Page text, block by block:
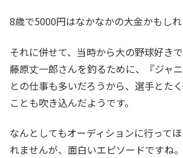
8歳で5000円はなかなかの大金かもし
それに併せて、当時から大の野球好き
藤原丈一郎さんを釣るために、『ジャ
との仕事も多いだろうから、選手とた
ことも吹き込んだようです。
なんとしてもオーディションに行って
れませんが、面白いエピソードですね。